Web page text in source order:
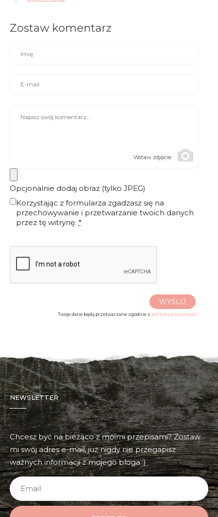
Zostaw komentarz
Wstaw zdjęcie
Opcjonalnie dodaj obraz (tylko JPEG)
Korzystając z formularza zgadzasz się na
przechowywanie i przetwarzanie twoich danych
przez tę witrynę. *
WYŚLIJ
Twoje dane będą przetwarzane zgodnie z polityką prywatności.
NEWSLETTER
Chcesz być na bieżąco z moimi przepisami? Zostaw
mi swój adres e-mail, już nigdy nie przegapisz
ważnych informacji z mojego bloga :)